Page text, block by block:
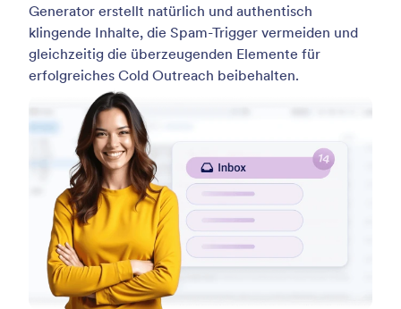
Generator erstellt natürlich und authentisch
klingende Inhalte, die Spam-Trigger vermeiden und
gleichzeitig die überzeugenden Elemente für
erfolgreiches Cold Outreach beibehalten.